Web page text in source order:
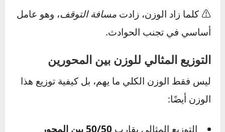
من جهة أخرى، السيارات الثقيلة تكون
المفاجئ، ما قد يزيد من خطر الانزلاق في الحالات
الطارئة.
السيارات الخفيفة تكون
لكنها أكثر عرضة لفقدان السيطرة عند الرياح